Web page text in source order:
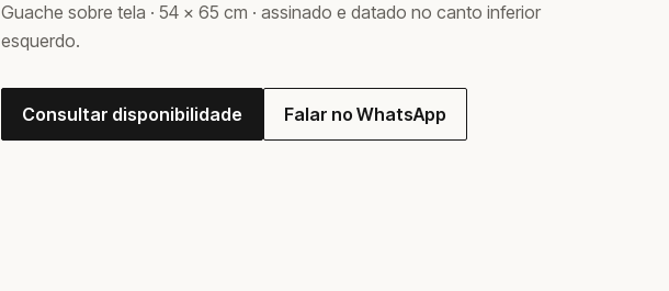
Guache sobre tela · 54 × 65 cm · assinado e datado no canto inferior
esquerdo.
Consultar disponibilidade Falar no WhatsApp